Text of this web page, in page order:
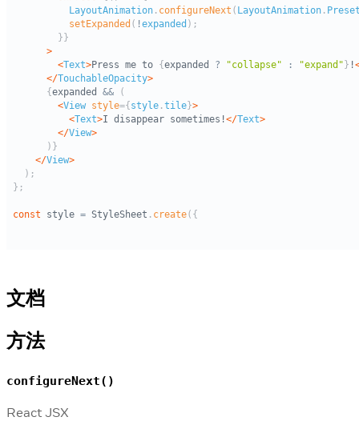
文档
方法
configureNext()
React JSX